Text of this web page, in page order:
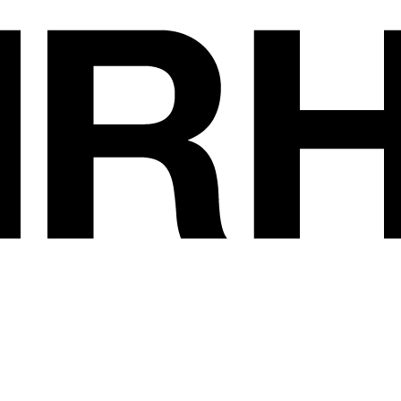
LANTMANNEN